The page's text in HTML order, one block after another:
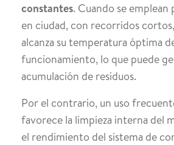
constantes. Cuando se
en ciudad, con recorridos
alcanza su temperatura óptima
funcionamiento, lo que puede
acumulación de residuos.
Por el contrario, un uso
favorece la limpieza interna del
el rendimiento del sistema de